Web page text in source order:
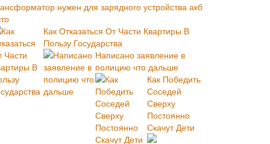
нужен для зарядного устройства акб
Как Отказаться От Части Квартиры В
Пользу Государства
Написано заявление в
полицию что дальше
Как Победить
Соседей
Сверху
Постоянно
Скачут Дети